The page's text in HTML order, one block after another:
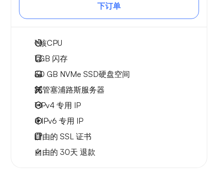
下订单
1核CPU
1 GB 闪存
30 GB NVMe SSD硬盘空间
托管塞浦路斯服务器
1 IPv4 专用 IP
4 IPv6 专用 IP
自由的 SSL 证书
自由的 30天 退款